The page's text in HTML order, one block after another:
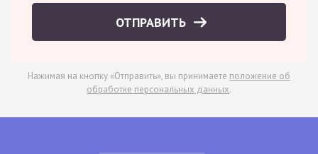
ОТПРАВИТЬ
Нажимая на кнопку «Отправить», вы принимаете положение об
обработке персональных данных.